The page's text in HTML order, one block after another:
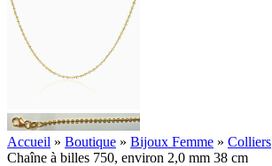
Accueil » Boutique » Bijoux Femme » Colliers
Chaîne à billes 750, environ 2,0 mm 38 cm